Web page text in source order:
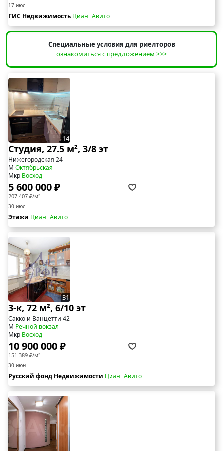
17 июл
ГИС Недвижимость Циан Авито
Специальные условия для риелторов
ознакомиться с предложением >>>
14
Студия, 27.5 м², 3/8 эт
Нижегородская 24
М Октябрьская
Мкр Восход
5 600 000 ₽
207 407 ₽/м²
30 июл
Этажи Циан Авито
31
3-к, 72 м², 6/10 эт
Сакко и Ванцетти 42
М Речной вокзал
Мкр Восход
10 900 000 ₽
151 389 ₽/м²
30 июн
Русский фонд Недвижимости Циан Авито